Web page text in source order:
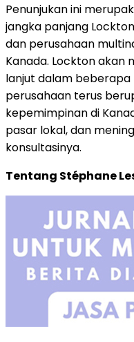
Penunjukan ini
jangka panjang
dan perusahaan
Kanada. Lockton akan
lanjut dalam
perusahaan terus
kepemimpinan di
pasar lokal, dan
konsultasinya.
Tentang Stéphane